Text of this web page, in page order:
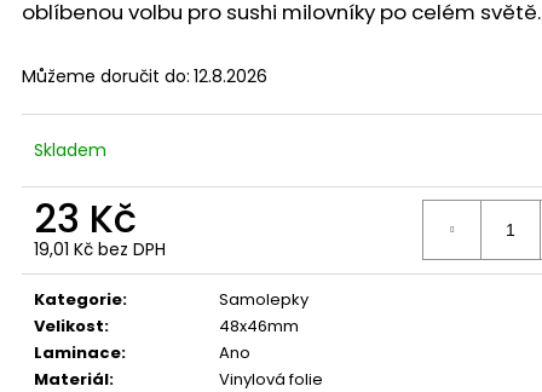
oblíbenou volbu pro sushi milovníky po celém světě.
Můžeme doručit do: 12.8.2026
Skladem
23 Kč
19,01 Kč bez DPH
Měrná
cena:
Kategorie:
Samolepky
Velikost:
48x46mm
Laminace:
Ano
Materiál:
Vinylová folie
JELEN